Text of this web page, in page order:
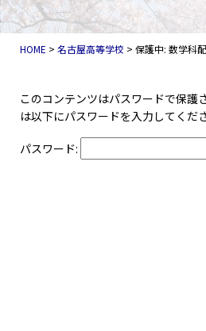
HOME >名古屋高等学校 >保護中: 数学科
このコンテンツはパスワードで保護
は以下にパスワードを入力してくださ
パスワード: